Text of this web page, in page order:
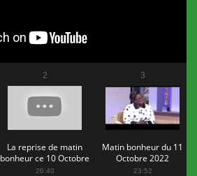
2
La reprise de matin
bonheur ce 10 Octobre
2022
26:40
3
Matin bonheur du 11
Octobre 2022
23:52